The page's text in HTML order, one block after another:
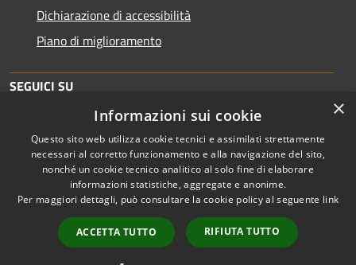
Dichiarazione di accessibilità
Piano di miglioramento
SEGUICI SU
RSS
Accessibilità
Copyright © 2026 • Comune di
Municipium•
Accesso
redazione
×
Informazioni sui cookie
Questo sito web utilizza cookie tecnici e assimilati strettamente
necessari al corretto funzionamento e alla navigazione del sito,
nonché un cookie tecnico analitico al solo fine di elaborare
informazioni statistiche, aggregate e anonime.
Per maggiori dettagli, può consultare la cookie policy al seguente link
ACCETTA TUTTO RIFIUTA TUTTO